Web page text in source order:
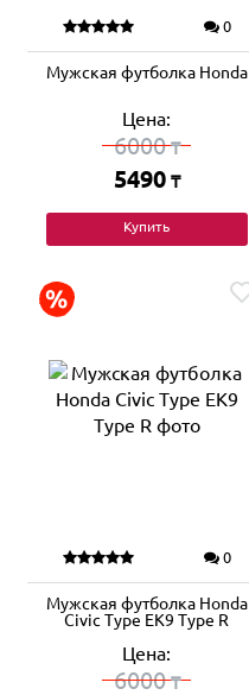
0
Мужская футболка Honda
Цена:
6000₸
5490 ₸
Купить
0
Мужская футболка Honda
Civic Type EK9 Type R
Цена:
6000₸